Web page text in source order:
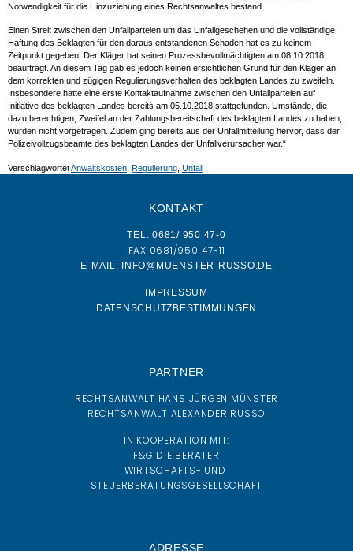
Notwendigkeit für die Hinzuziehung eines Rechtsanwaltes bestand.
Einen Streit zwischen den Unfallparteien um das Unfallgeschehen und die vollständige
Haftung des Beklagten für den daraus entstandenen Schaden hat es zu keinem
Zeitpunkt gegeben. Der Kläger hat seinen Prozessbevollmächtigten am 08.10.2018
beauftragt. An diesem Tag gab es jedoch keinen ersichtlichen Grund für den Kläger an
dem korrekten und zügigen Regulierungsverhalten des beklagten Landes zu zweifeln.
Insbesondere hatte eine erste Kontaktaufnahme zwischen den Unfallparteien auf
Initiative des beklagten Landes bereits am 05.10.2018 stattgefunden. Umstände, die
dazu berechtigen, Zweifel an der Zahlungsbereitschaft des beklagten Landes zu haben,
wurden nicht vorgetragen. Zudem ging bereits aus der Unfallmitteilung hervor, dass der
Polizeivollzugsbeamte des beklagten Landes der Unfallverursacher war.“
VerschlagwortetAnwaltskosten Regulierung Unfall
KONTAKT
TEL. 0681/ 950 47-0
FAX 0681/950 47-11
E-MAIL: INFO@MUENSTER-RUSSO.DE
IMPRESSUM
DATENSCHUTZBESTIMMUNGEN
PARTNER
RECHTSANWALT HANS JÜRGEN MÜNSTER
RECHTSANWALT ALEXANDER RUSSO
IN KOOPERATION MIT:
F&G DIE BERATER
WIRTSCHAFTS- UND
STEUERBERATUNGSGESELLSCHAFT
ADRESSE